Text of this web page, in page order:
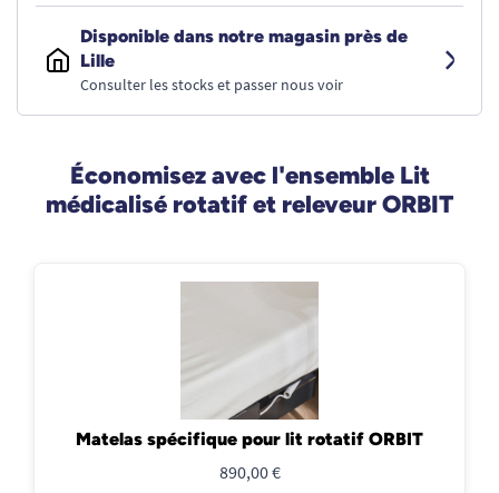
Disponible dans notre magasin près de
Lille
Consulter les stocks et passer nous voir
Économisez avec l'ensemble Lit
médicalisé rotatif et releveur ORBIT
Matelas spécifique pour lit rotatif ORBIT
890,00 €